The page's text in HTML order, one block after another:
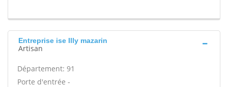
Entreprise ise Illy mazarin
Artisan
Département: 91
Porte d'entrée -